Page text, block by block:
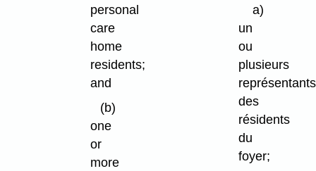
personal
care
home
residents;
and
(b)
one
or
more
a)
un
ou
plusieurs
représentants
des
résidents
du
foyer;